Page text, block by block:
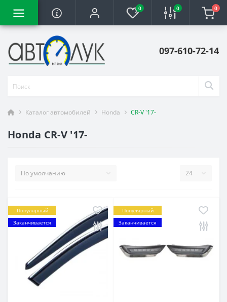
0 0 0
097-610-72-14
Каталог автомобилей Honda CR-V '17-
Honda CR-V '17-
Популярный
Заканчивается
Популярный
Заканчивается